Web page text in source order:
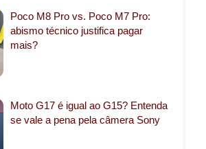
Poco M8 Pro vs. Poco M7 Pro:
abismo técnico justifica pagar
mais?
Moto G17 é igual ao G15? Entenda
se vale a pena pela câmera Sony